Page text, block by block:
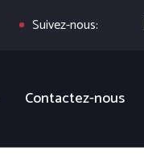
Suivez-nous:
Contactez-nous